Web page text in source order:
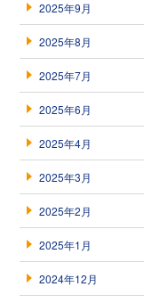
2025年9月
2025年8月
2025年7月
2025年6月
2025年4月
2025年3月
2025年2月
2025年1月
2024年12月